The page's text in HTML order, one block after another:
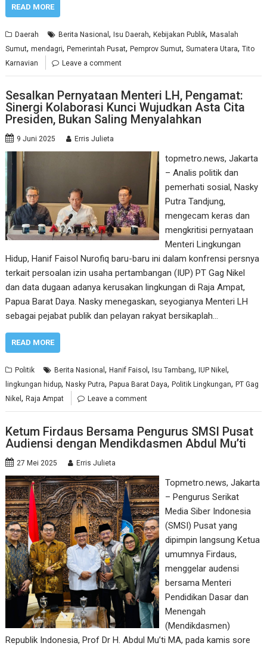
READ MORE
Daerah Berita Nasional,Isu Daerah,Kebijakan Publik,Masalah
Sumut,mendagri,Pemerintah Pusat,Pemprov Sumut,Sumatera Utara,Tito
Karnavian
Leave a comment
Sesalkan Pernyataan Menteri LH, Pengamat:
Sinergi Kolaborasi Kunci Wujudkan Asta Cita
Presiden, Bukan Saling Menyalahkan
9 Juni 2025 Erris Julieta
topmetro.news, Jakarta
– Analis politik dan
pemerhati sosial, Nasky
Putra Tandjung,
mengecam keras dan
mengkritisi pernyataan
Menteri Lingkungan
Hidup, Hanif Faisol Nurofiq baru-baru ini dalam konfrensi persnya
terkait persoalan izin usaha pertambangan (IUP) PT Gag Nikel
dan data dugaan adanya kerusakan lingkungan di Raja Ampat,
Papua Barat Daya. Nasky menegaskan, seyogianya Menteri LH
sebagai pejabat publik dan pelayan rakyat bersikaplah…
READ MORE
Politik Berita Nasional,Hanif Faisol, Isu Tambang,IUP Nikel,
lingkungan hidup,Nasky Putra,Papua Barat Daya,Politik Lingkungan,PT Gag
Nikel,Raja Ampat Leave a comment
Ketum Firdaus Bersama Pengurus SMSI Pusat
Audiensi dengan Mendikdasmen Abdul Mu’ti
27 Mei 2025 Erris Julieta
Topmetro.news, Jakarta
– Pengurus Serikat
Media Siber Indonesia
(SMSI) Pusat yang
dipimpin langsung Ketua
umumnya Firdaus,
menggelar audensi
bersama Menteri
Pendidikan Dasar dan
Menengah
(Mendikdasmen)
Republik Indonesia, Prof Dr H. Abdul Mu’ti MA, pada kamis sore